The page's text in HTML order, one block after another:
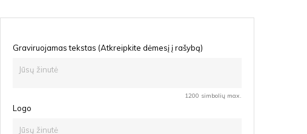
Graviruojamas tekstas (Atkreipkite dėmesį į rašybą)
1200 simbolių max.
Logo